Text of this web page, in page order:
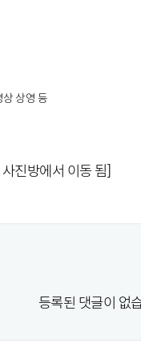
상영 등
진방에서 이동 됨]
등록된 댓글이 없